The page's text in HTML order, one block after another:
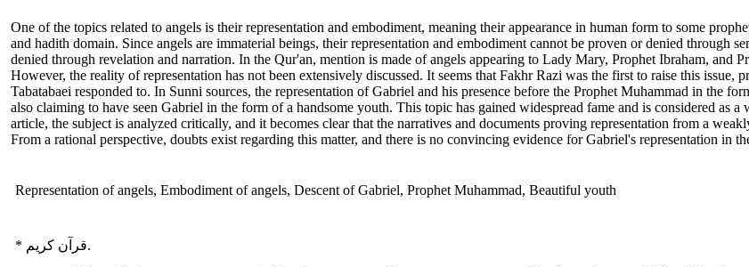
One of the topics related to angels is their representation and embodiment, meaning their appearance in human form to some
and hadith domain. Since angels are immaterial beings, their representation and embodiment cannot be proven or denied through
denied through revelation and narration. In the Qur'an, mention is made of angels appearing to Lady Mary, Prophet Ibraham, and
However, the reality of representation has not been extensively discussed. It seems that Fakhr Razi was the first to raise this issue,
Tabatabaei responded to. In Sunni sources, the representation of Gabriel and his presence before the Prophet Muhammad in the
also claiming to have seen Gabriel in the form of a handsome youth. This topic has gained widespread fame and is considered as
article, the subject is analyzed critically, and it becomes clear that the narratives and documents proving representation from a
From a rational perspective, doubts exist regarding this matter, and there is no convincing evidence for Gabriel's representation in
Representation of angels, Embodiment of angels, Descent of Gabriel, Prophet Muhammad, Beautiful youth
* قرآن کریم.